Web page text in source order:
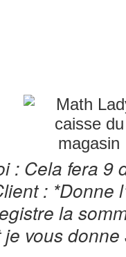
: Cela fera 9
: *Donne
la
vous